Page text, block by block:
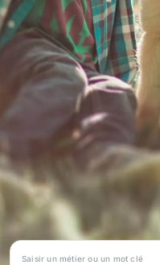
Saisir un métier ou un mot clé